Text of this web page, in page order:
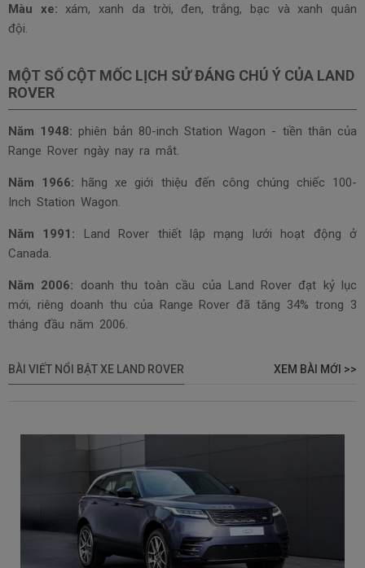
Màu xe:xám, xanh da trời, đen, trắng, bạc và xanh quân
đội.
MỘT SỐ CỘT MỐC LỊCH SỬ ĐÁNG CHÚ Ý CỦA LAND
ROVER
Năm 1948: phiên bản 80-inch Station Wagon - tiền thân của
Range Rover ngày nay ra mắt.
Năm 1966: hãng xe giới thiệu đến công chúng chiếc 100-
Inch Station Wagon.
Năm 1991: Land Rover thiết lập mạng lưới hoạt động ở
Canada.
Năm 2006: doanh thu toàn cầu của Land Rover đạt kỷ lục
mới, riêng doanh thu của Range Rover đã tăng 34% trong 3
tháng đầu năm 2006.
BÀI VIẾT NỔI BẬT XE LAND ROVER XEM BÀI MỚI >>